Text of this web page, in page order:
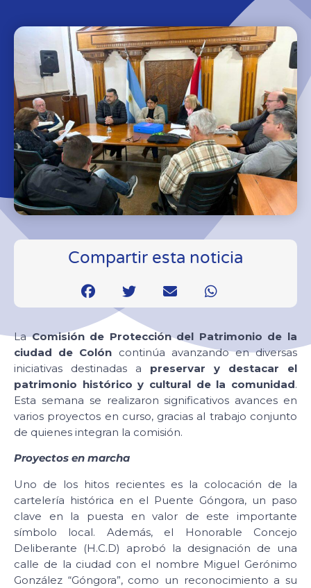
Compartir esta noticia
LaComisión de Protección del Patrimonio de la
ciudad de Colón continúa avanzando en diversas
iniciativas destinadas a preservar y destacar el
patrimonio histórico y cultural de la comunidad.
Esta semana se realizaron significativos avances en
varios proyectos en curso, gracias al trabajo conjunto
de quienes integran la comisión.
Proyectos en marcha
Uno de los hitos recientes es la colocación de la
cartelería histórica en el Puente Góngora, un paso
clave en la puesta en valor de este importante
símbolo local. Además, el Honorable Concejo
Deliberante (H.C.D) aprobó la designación de una
calle de la ciudad con el nombre Miguel Gerónimo
González “Góngora”, como un reconocimiento a su